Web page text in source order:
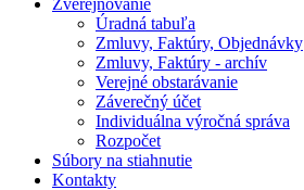
Zverejňovanie
Úradná tabuľa
Zmluvy, Faktúry, Objednávky
Zmluvy, Faktúry - archív
Verejné obstarávanie
Záverečný účet
Individuálna výročná správa
Rozpočet
Súbory na stiahnutie
Kontakty